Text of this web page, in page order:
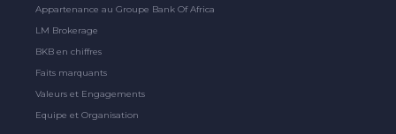
Appartenance au Groupe Bank Of Africa
LM Brokerage
BKB en chiffres
Faits marquants
Valeurs et Engagements
Equipe et Organisation